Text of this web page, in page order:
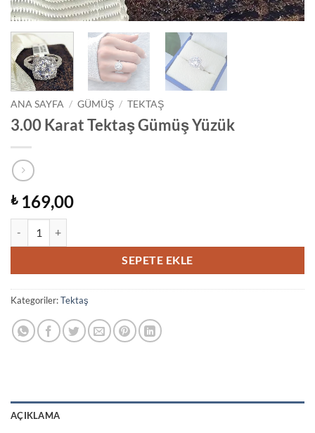
ANA SAYFA / GÜMÜŞ / TEKTAŞ
3.00 Karat Tektaş Gümüş Yüzük
₺169,00
SEPETE EKLE
Kategoriler:Tektaş
AÇIKLAMA